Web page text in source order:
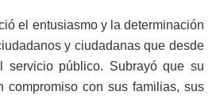
el entusiasmo y la determinación
y ciudadanas que desde
servicio público. Subrayó que su
compromiso con sus familias, sus